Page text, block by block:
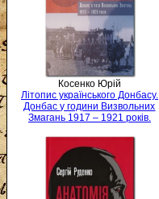
Косенко Юрій
Літопис українського Донбасу.
Донбас у години Визвольних
Змагань 1917 – 1921 років.